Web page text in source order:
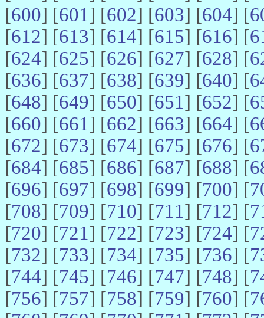
[600] [601] [602] [603] [604] [
[612] [613] [614] [615] [616] [
[624] [625] [626] [627] [628] [
[636] [637] [638] [639] [640] [
[648] [649] [650] [651] [652] [
[660] [661] [662] [663] [664] [
[672] [673] [674] [675] [676] [
[684] [685] [686] [687] [688] [
[696] [697] [698] [699] [700] [
[708] [709] [710] [711] [712] [
[720] [721] [722] [723] [724] [
[732] [733] [734] [735] [736] [
[744] [745] [746] [747] [748] [
[756] [757] [758] [759] [760] [